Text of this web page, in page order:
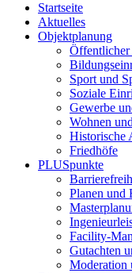
Startseite
Aktuelles
Objektplanung
Öffentlicher
Sport und
Soziale
Gewerbe
Wohnen
Historische
Friedhöfe
PLUSpunkte
Planen und
Facility-
Gutachten
Moderation